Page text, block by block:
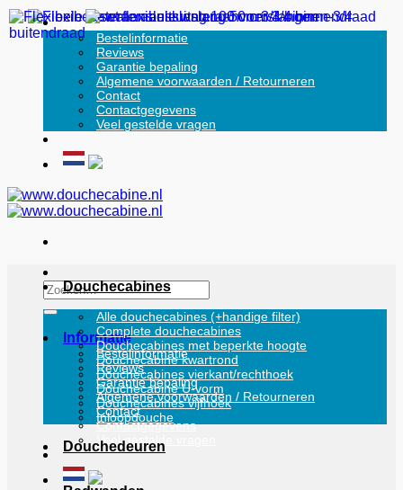
Ga
naar
Informatie
Bestelinformatie
Reviews
Garantie bepaling
Algemene voorwaarden / Retourneren
Contact
Contactgegevens
Veel gestelde vragen
Zoeken
naar:
Informatie
Bestelinformatie
Reviews
Garantie bepaling
Algemene voorwaarden / Retourneren
Contact
Contactgegevens
Veel gestelde vragen
Douchecabines
Alle douchecabines (+handige filter)
Complete douchecabines
Douchecabines met beperkte hoogte
Douchecabine kwartrond
Douchecabines vierkant/rechthoek
Douchecabine U-vorm
Douchecabines vijfhoek
Inloopdouche
Douchedeuren